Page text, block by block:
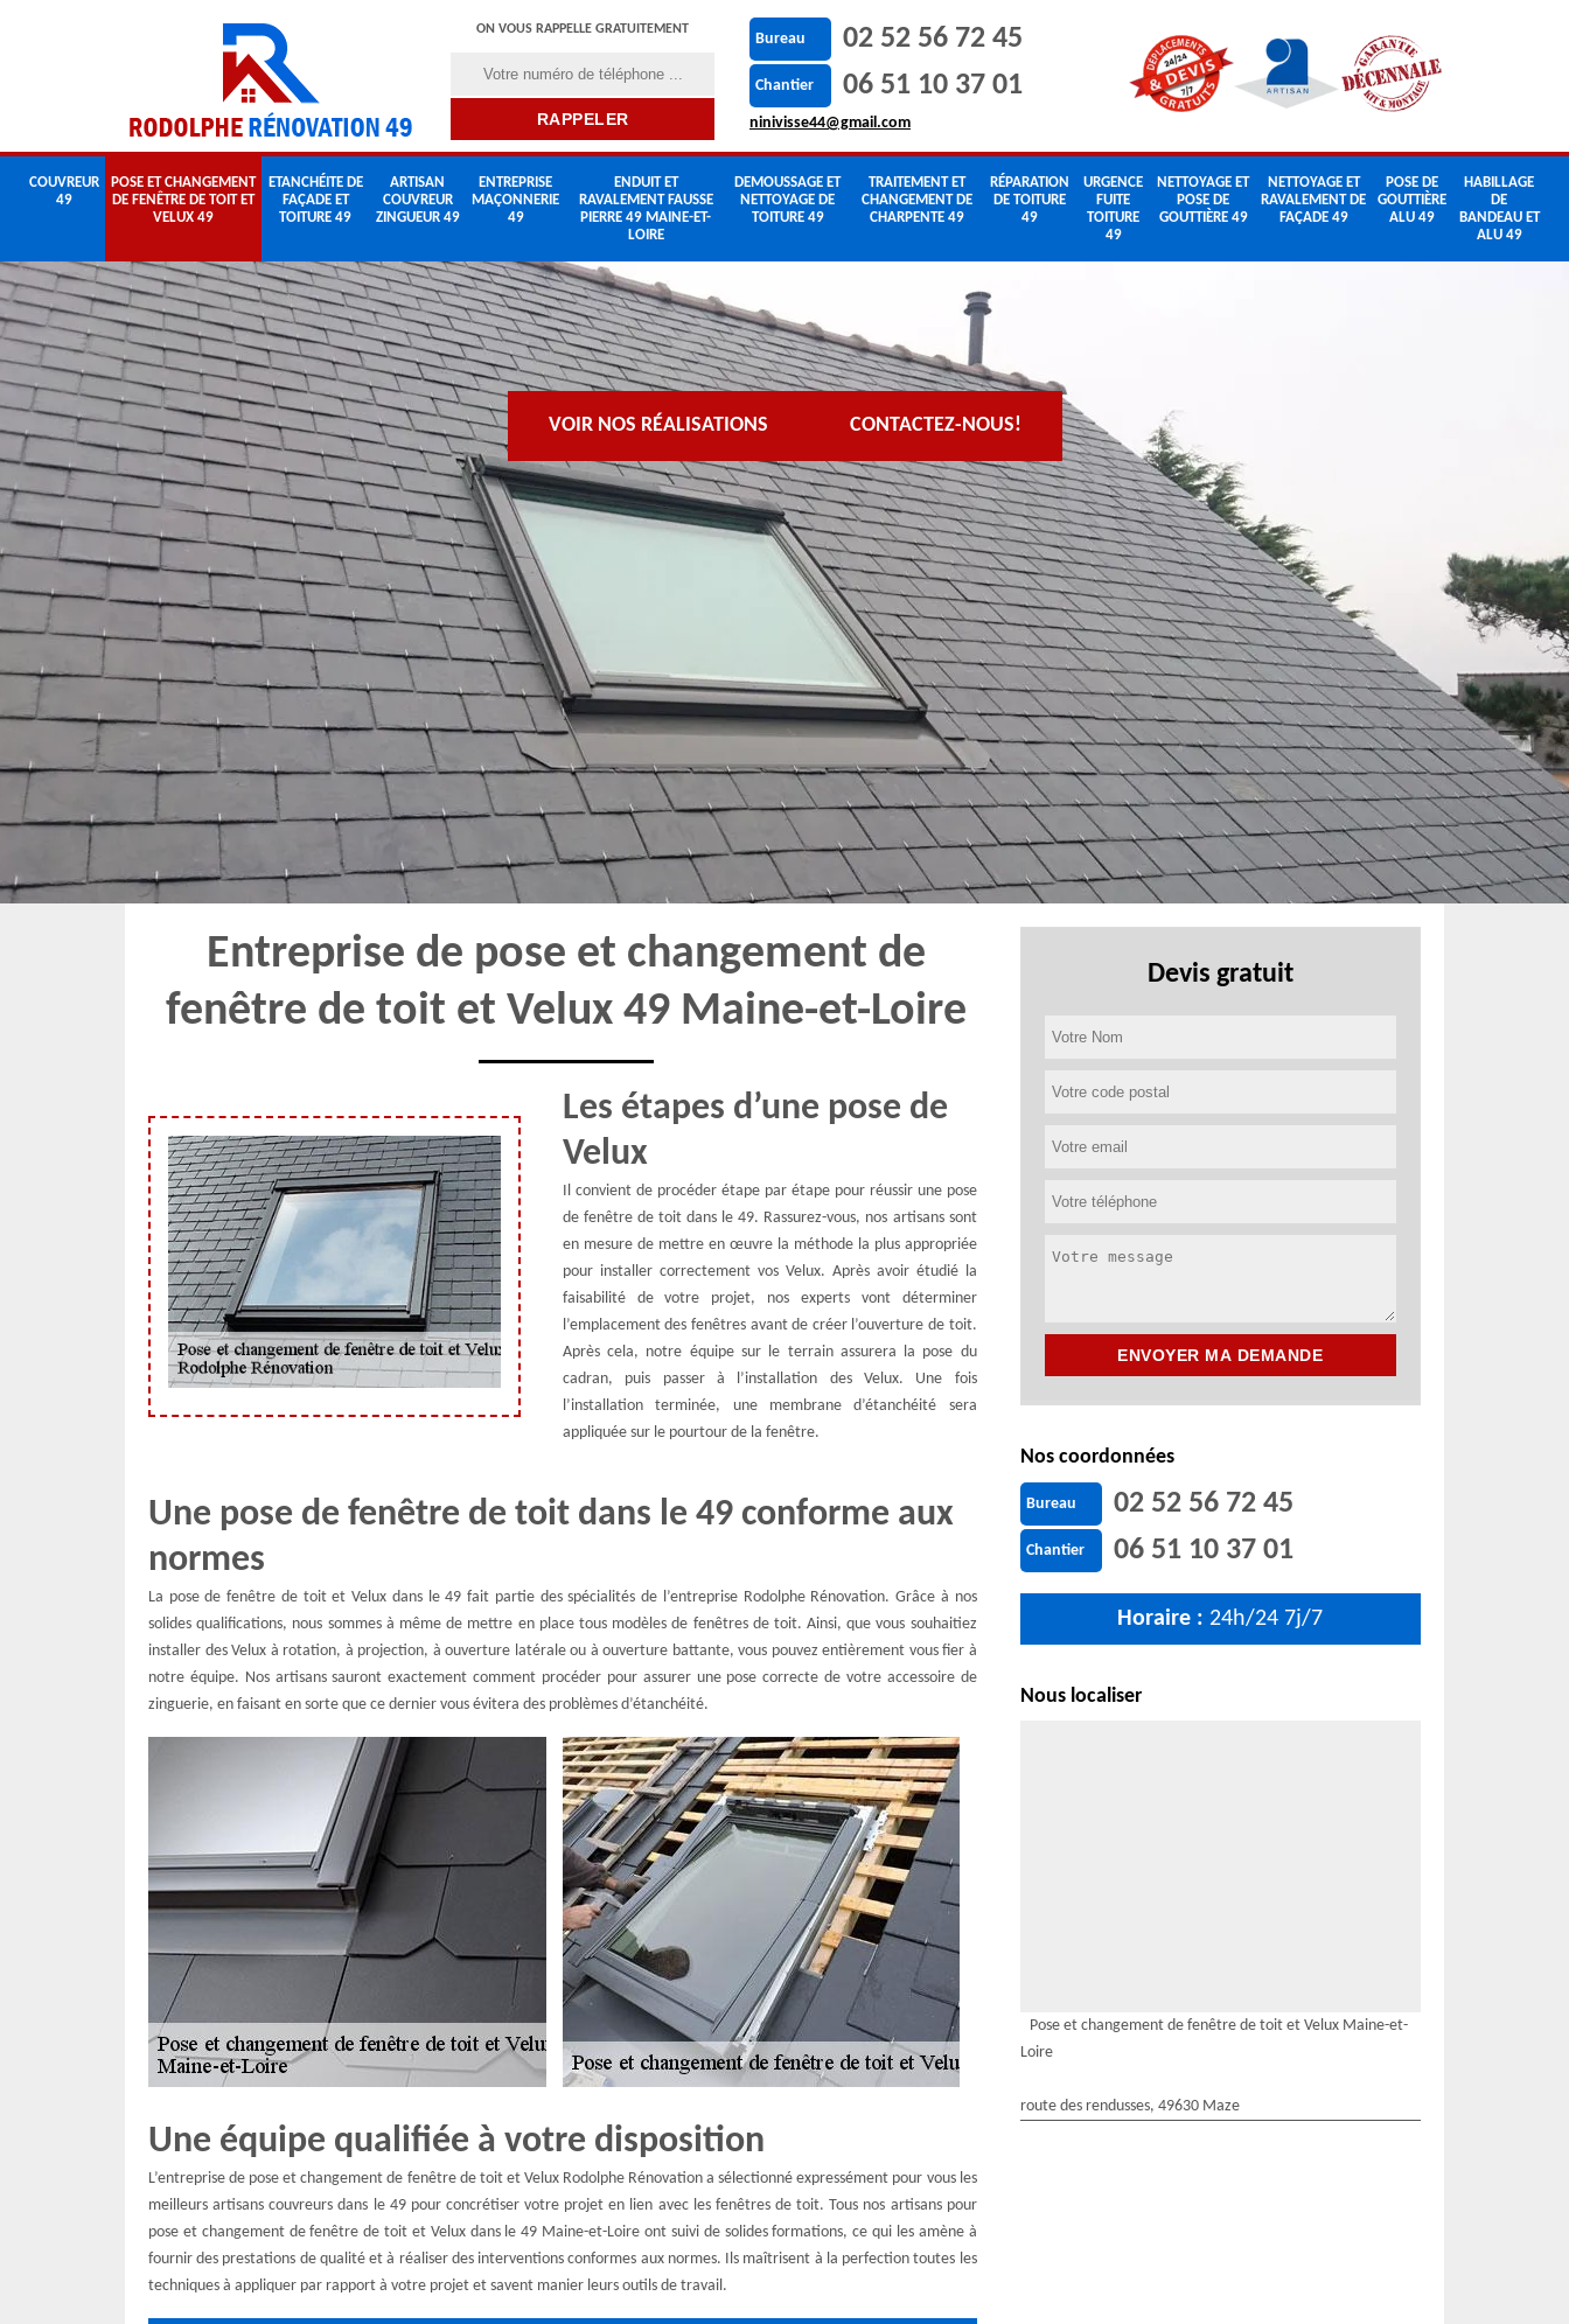
ON VOUS RAPPELLE GRATUITEMENT
Bureau 02 52 56 72 45
Chantier 06 51 10 37 01
ninivisse44@gmail.com
COUVREUR
49
POSE ET CHANGEMENT
DE FENÊTRE DE TOIT ET
VELUX 49
ETANCHÉITE DE
FAÇADE ET
TOITURE 49
ARTISAN
COUVREUR
ZINGUEUR 49
ENTREPRISE
MAÇONNERIE
49
ENDUIT ET
RAVALEMENT FAUSSE
PIERRE 49 MAINE-ET-
LOIRE
DEMOUSSAGE ET
NETTOYAGE DE
TOITURE 49
TRAITEMENT ET
CHANGEMENT DE
CHARPENTE 49
RÉPARATION
DE TOITURE
49
URGENCE
FUITE
TOITURE
49
NETTOYAGE ET
POSE DE
GOUTTIÈRE 49
NETTOYAGE ET
RAVALEMENT DE
FAÇADE 49
POSE DE
GOUTTIÈRE
ALU 49
HABILLAGE
DE
BANDEAU ET
ALU 49
VOIR NOS RÉALISATIONS CONTACTEZ-NOUS!
Entreprise de pose et changement de
fenêtre de toit et Velux 49 Maine-et-Loire
Les étapes d’une pose de
Velux
Il convient de procéder étape par étape pour réussir une pose
de fenêtre de toit dans le 49. Rassurez-vous, nos artisans sont
en mesure de mettre en œuvre la méthode la plus appropriée
pour installer correctement vos Velux. Après avoir étudié la
faisabilité de votre projet, nos experts vont déterminer
l’emplacement des fenêtres avant de créer l’ouverture de toit.
Après cela, notre équipe sur le terrain assurera la pose du
cadran, puis passer à l’installation des Velux. Une fois
l’installation terminée, une membrane d’étanchéité sera
appliquée sur le pourtour de la fenêtre.
Une pose de fenêtre de toit dans le 49 conforme aux
normes
La pose de fenêtre de toit et Velux dans le 49 fait partie des spécialités de l’entreprise Rodolphe Rénovation. Grâce à nos
solides qualifications, nous sommes à même de mettre en place tous modèles de fenêtres de toit. Ainsi, que vous souhaitiez
installer des Velux à rotation, à projection, à ouverture latérale ou à ouverture battante, vous pouvez entièrement vous fier à
notre équipe. Nos artisans sauront exactement comment procéder pour assurer une pose correcte de votre accessoire de
zinguerie, en faisant en sorte que ce dernier vous évitera des problèmes d’étanchéité.
Une équipe qualifiée à votre disposition
L’entreprise de pose et changement de fenêtre de toit et Velux Rodolphe Rénovation a sélectionné expressément pour vous les
meilleurs artisans couvreurs dans le 49 pour concrétiser votre projet en lien avec les fenêtres de toit. Tous nos artisans pour
pose et changement de fenêtre de toit et Velux dans le 49 Maine-et-Loire ont suivi de solides formations, ce qui les amène à
fournir des prestations de qualité et à réaliser des interventions conformes aux normes. Ils maîtrisent à la perfection toutes les
techniques à appliquer par rapport à votre projet et savent manier leurs outils de travail.
Devis gratuit
Nos coordonnées
Bureau 02 52 56 72 45
Chantier 06 51 10 37 01
Horaire : 24h/24 7j/7
Nous localiser
Pose et changement de fenêtre de toit et Velux Maine-et-
Loire
route des rendusses, 49630 Maze